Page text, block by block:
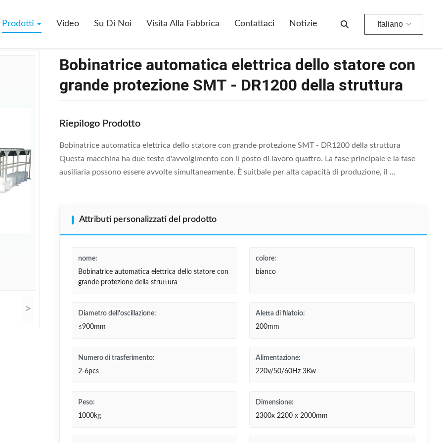
Prodotti Video Su Di Noi Visita Alla Fabbrica Contattaci Notizie Italiano
>
Bobinatrice automatica elettrica dello statore con
grande protezione SMT - DR1200 della struttura
Riepilogo Prodotto
Bobinatrice automatica elettrica dello statore con grande protezione SMT - DR1200 della struttura
Questa macchina ha due teste d'avvolgimento con il posto di lavoro quattro. La fase principale e la fase
ausiliaria possono essere avvolte simultaneamente. È suitbale per alta capacità di produzione, il ...
Attributi personalizzati del prodotto
nome:
Bobinatrice automatica elettrica dello statore con
grande protezione della struttura
colore:
bianco
Diametro dell'oscillazione:
≤900mm
Aletta di filatoio:
200mm
Numero di trasferimento:
2-6pcs
Alimentazione:
220v/50/60Hz 3Kw
Peso:
1000kg
Dimensione:
2300x 2200 x 2000mm